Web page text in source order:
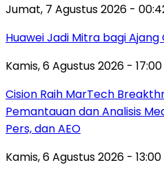
Jumat, 7 Agustus 2026 -
Huawei Jadi Mitra bagi Ajang
Kamis, 6 Agustus 2026 - 17:00
Cision Raih MarTech
Pemantauan dan Analisis
Pers, dan AEO
Kamis, 6 Agustus 2026 - 13:00